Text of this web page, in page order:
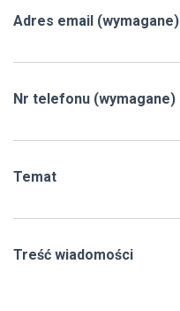
Adres email (wymagane)
Nr telefonu (wymagane)
Temat
Treść wiadomości